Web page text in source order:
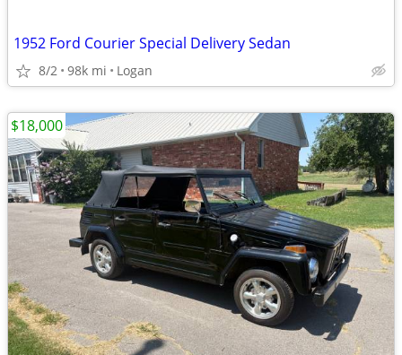
1952 Ford Courier Special Delivery Sedan
8/2 98k mi Logan
$18,000